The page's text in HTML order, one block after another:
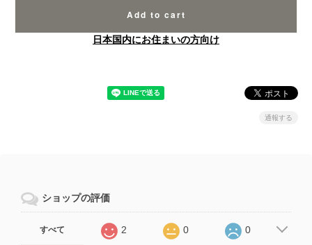
Add to cart
日本国内にお住まいの方向け
通報する
ショップの評価
すべて 2 0 0